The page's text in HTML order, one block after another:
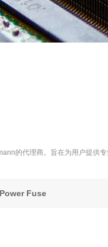
的代理商。旨在为用户提供专
Power Fuse